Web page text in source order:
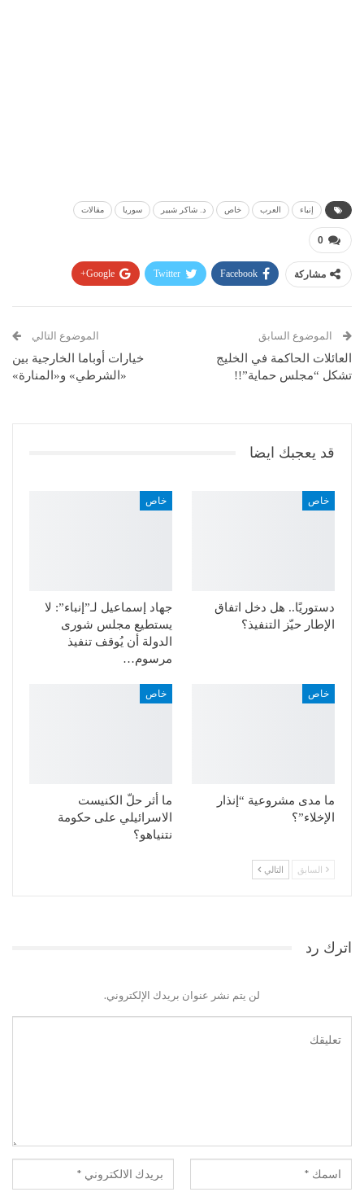
إنباء العرب خاص د. شاكر شبير سوريا مقالات
0
مشاركة Facebook
Twitter
Google+
البريد الإلكتروني
الموضوع السابق
العائلات الحاكمة في الخليج
تشكل “مجلس حماية”!!
الموضوع التالي
خيارات أوباما الخارجية بين
«الشرطي» و«المنارة»
قد يعجبك ايضا
خاص
دستوريًا.. هل دخل اتفاق
الإطار حيّز التنفيذ؟
خاص
جهاد إسماعيل لـ”إنباء”: لا
يستطيع مجلس شورى
الدولة أن يُوقف تنفيذ
مرسوم…
خاص
ما مدى مشروعية “إنذار
الإخلاء”؟
خاص
ما أثر حلّ الكنيست
الاسرائيلي على حكومة
نتنياهو؟
السابق التالي
اترك رد
لن يتم نشر عنوان بريدك الإلكتروني.